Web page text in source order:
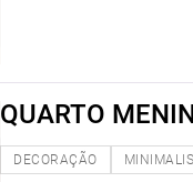
QUARTO
DECORAÇÃO